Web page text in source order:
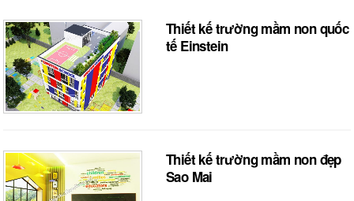
Thiết kế trường mầm non quốc
tế Einstein
Thiết kế trường mầm non đẹp
Sao Mai